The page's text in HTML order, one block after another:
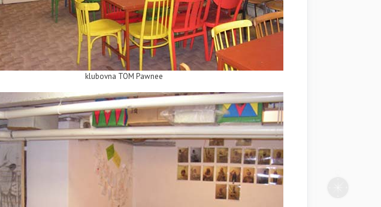
klubovna TOM Pawnee